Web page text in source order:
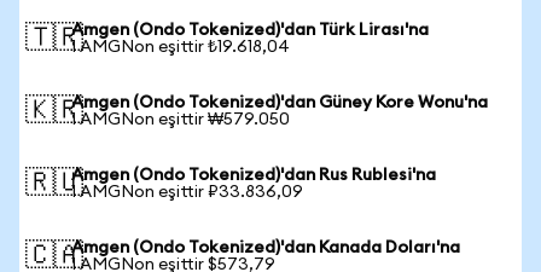
🇹🇷Amgen (Ondo Tokenized)'dan Türk Lirası'na
1 AMGNon eşittir ₺19.618,04
🇰🇷Amgen (Ondo Tokenized)'dan Güney Kore Wonu'na
1 AMGNon eşittir ₩579.050
🇷🇺Amgen (Ondo Tokenized)'dan Rus Rublesi'na
1 AMGNon eşittir ₽33.836,09
🇨🇦Amgen (Ondo Tokenized)'dan Kanada Doları'na
1 AMGNon eşittir $573,79